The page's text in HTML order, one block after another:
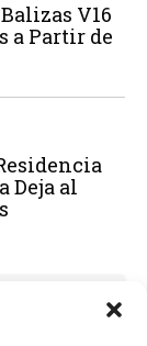
V16
a Partir de
Deja al